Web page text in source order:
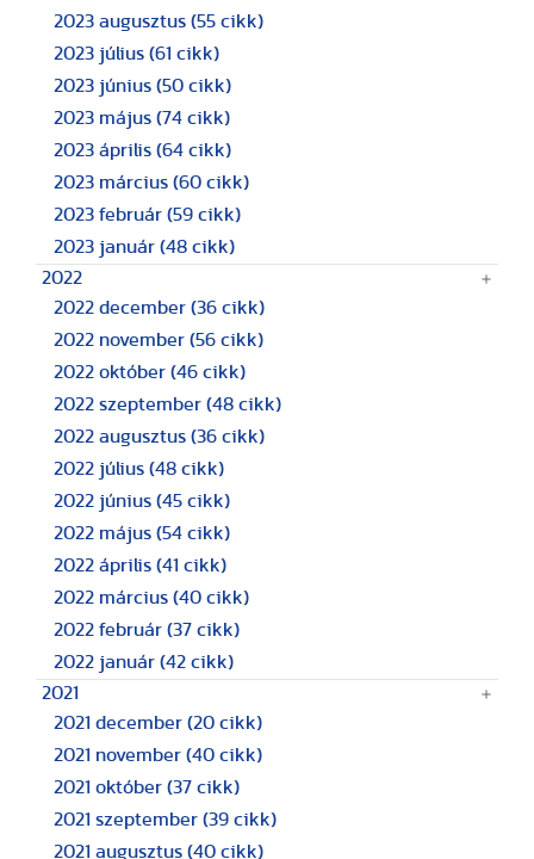
2023 augusztus (55 cikk)
2023 július (61 cikk)
2023 június (50 cikk)
2023 május (74 cikk)
2023 április (64 cikk)
2023 március (60 cikk)
2023 február (59 cikk)
2023 január (48 cikk)
2022
2022 december (36 cikk)
2022 november (56 cikk)
2022 október (46 cikk)
2022 szeptember (48 cikk)
2022 augusztus (36 cikk)
2022 július (48 cikk)
2022 június (45 cikk)
2022 május (54 cikk)
2022 április (41 cikk)
2022 március (40 cikk)
2022 február (37 cikk)
2022 január (42 cikk)
2021
2021 december (20 cikk)
2021 november (40 cikk)
2021 október (37 cikk)
2021 szeptember (39 cikk)
2021 augusztus (40 cikk)